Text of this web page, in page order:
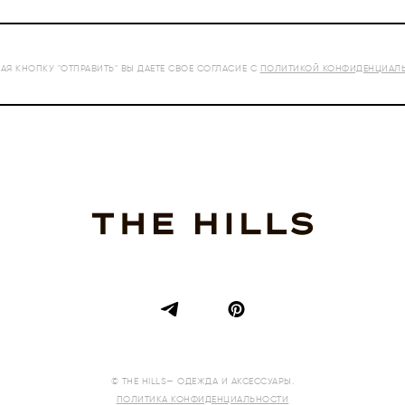
КНОПКУ "ОТПРАВИТЬ" ВЫ ДАЕТЕ СВОЕ СОГЛАСИЕ С ПОЛИТИКОЙ
© THE HILLS— ОДЕЖДА И АКСЕССУАРЫ.
ПОЛИТИКА КОНФИДЕНЦИАЛЬНОСТИ